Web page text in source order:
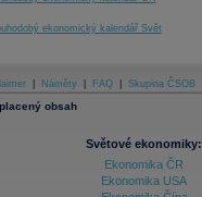
ekonomický kalendář Svět
Náměty FAQ Skupina ČSOB
placený obsah
Světové ekonomiky:
Ekonomika ČR
Ekonomika USA